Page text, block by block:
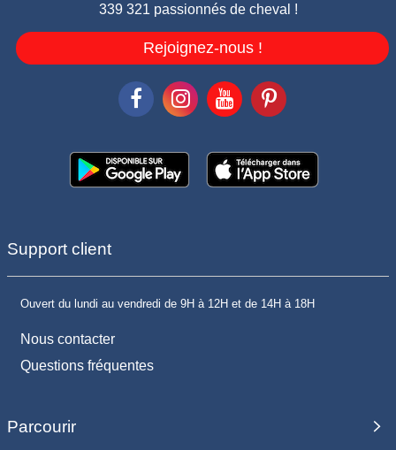
339 321 passionnés de cheval !
Rejoignez-nous !
Support client
Ouvert du lundi au vendredi de 9H à 12H et de 14H à 18H
Nous contacter
Questions fréquentes
Parcourir